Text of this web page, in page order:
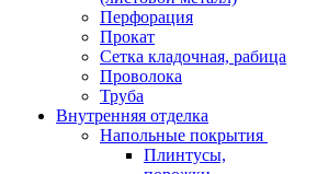
Перфорация
Прокат
Сетка кладочная, рабица
Проволока
Труба
Внутренняя отделка
Напольные покрытия
Плинтусы,